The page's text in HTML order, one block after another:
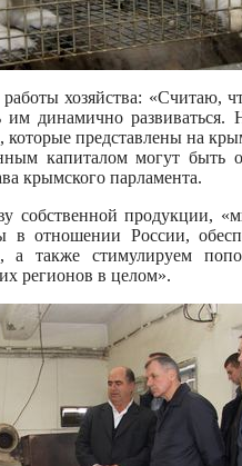
хозяйства: «Считаю,
динамично развиваться.
которые представлены на
капиталом могут быть
крымского парламента.
собственной продукции,
отношении России,
а также стимулируем
регионов в целом».